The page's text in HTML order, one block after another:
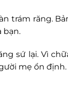
trám răng.
bạn.
sứ lại. Vì
mẹ ổn